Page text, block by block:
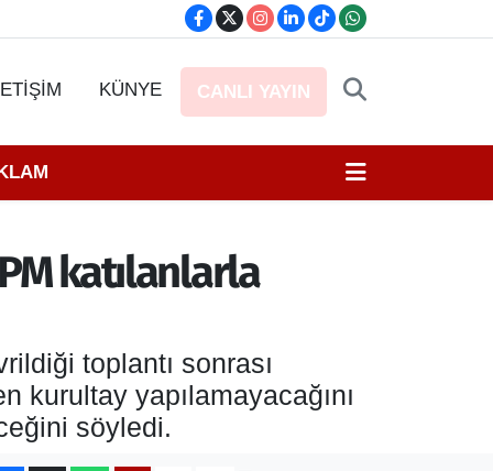
KÜNYE CANLI YAYIN
katılanlarla
toplantı sonrası
kurultay yapılamayacağını
söyledi.